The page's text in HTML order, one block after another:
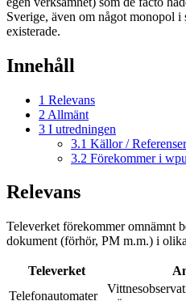
Sverige, även om något monopol
existerade.
Innehåll
1 Relevans
2 Allmänt
3 I utredningen
3.1 Källor / Referenser
3.2 Förekommer i wpu
Relevans
Televerket förekommer omnämnt
dokument (förhör, PM m.m.) i
Televerket
Telefonautomater